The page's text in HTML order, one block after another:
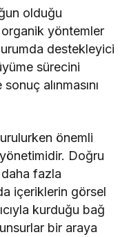
olduğu
organik yöntemler
destekleyici
sürecini
alınmasını
önemli
Doğru
daha fazla
içeriklerin görsel
kurduğu bağ
bir araya